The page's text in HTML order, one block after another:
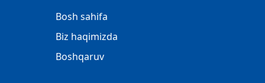
Bosh sahifa
Biz haqimizda
Boshqaruv